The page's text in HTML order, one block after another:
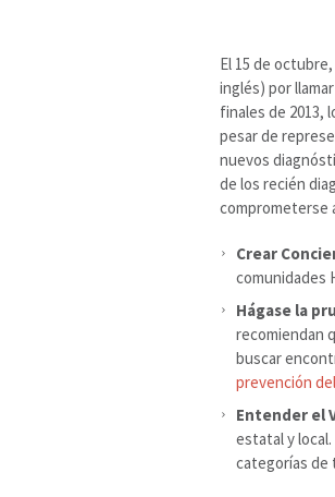
El 15 de
inglés) por
finales de 2013,
pesar de
nuevos
de los recién
comprometerse
Crear
comunidades
Hágase la
recomiendan
buscar
prevención
Entender el
estatal y
categorías de